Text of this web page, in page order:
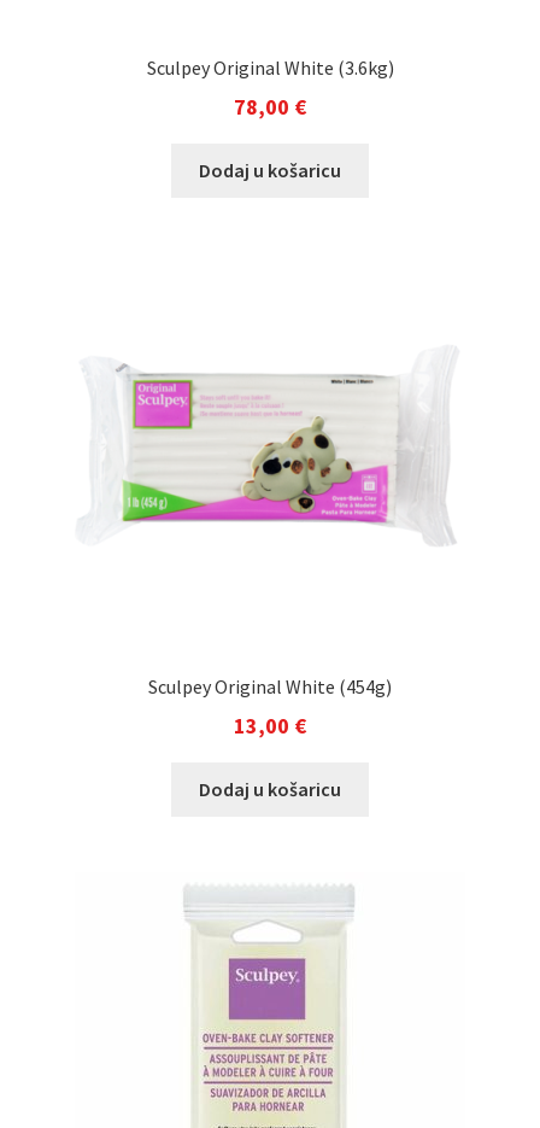
Sculpey Original White (3.6kg)
78,00 €
Dodaj u košaricu
Sculpey Original White (454g)
13,00 €
Dodaj u košaricu